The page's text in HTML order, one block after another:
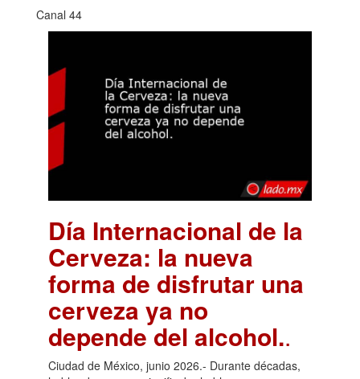
Canal 44
Día Internacional de la
Cerveza: la nueva
forma de disfrutar una
cerveza ya no
depende del alcohol..
Ciudad de México, junio 2026.- Durante décadas,